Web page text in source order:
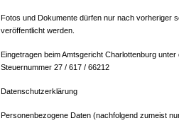
Fotos und Dokumente dürfen nur nach vorheriger
veröffentlicht werden.
Eingetragen beim Amtsgericht Charlottenburg
Steuernummer 27 / 617 / 66212
Datenschutzerklärung
Personenbezogene Daten (nachfolgend zumeist